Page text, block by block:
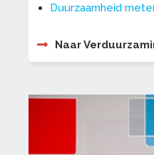
Duurzaamheid
Naar